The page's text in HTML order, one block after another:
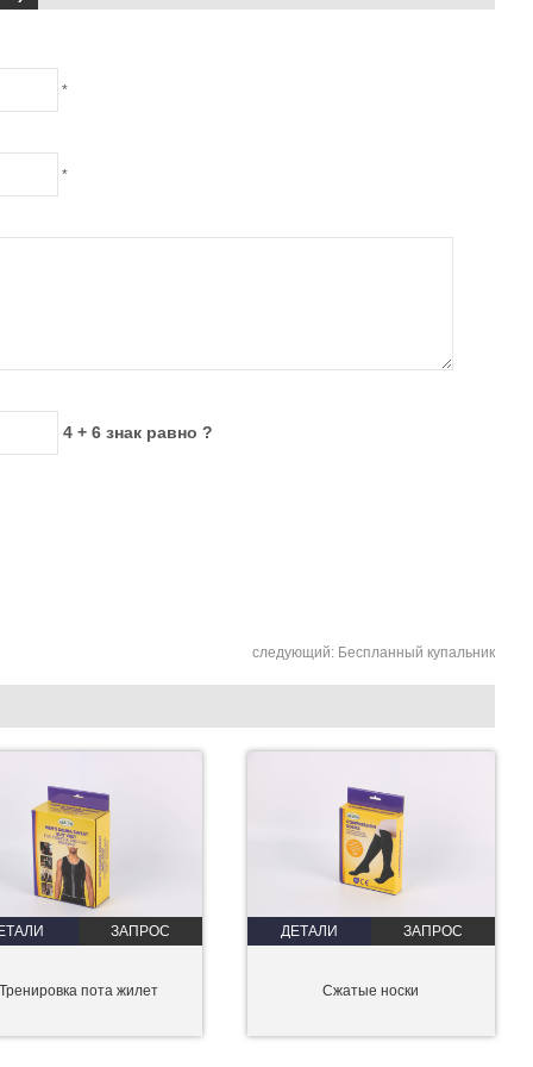
*
*
4 + 6 знак равно ?
следующий: Беспланный купальник
ЗАПРОС
Тренировка пота жилет
ДЕТАЛИ ЗАПРОС
Сжатые носки